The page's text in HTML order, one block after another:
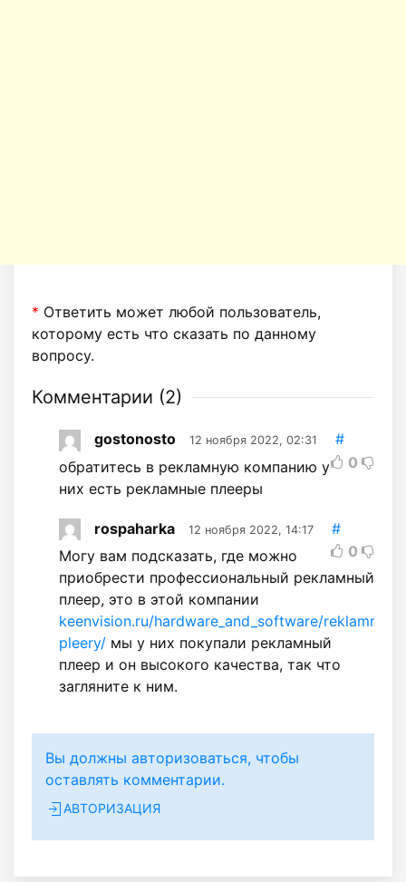
* Ответить может любой пользователь,
которому есть что сказать по данному
вопросу.
Комментарии (2)
gostonosto 12 ноября 2022, 02:31
#
0
обратитесь в рекламную компанию у
них есть рекламные плееры
rospaharka 12 ноября 2022, 14:17
#
0
Могу вам подсказать, где можно
приобрести профессиональный рекламный
плеер, это в этой компании
keenvision.ru/hardware_and_software/reklamnye-
pleery/ мы у них покупали рекламный
плеер и он высокого качества, так что
загляните к ним.
Вы должны авторизоваться, чтобы
оставлять комментарии.
АВТОРИЗАЦИЯ